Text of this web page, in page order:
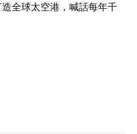
全球太空港，喊話每年千